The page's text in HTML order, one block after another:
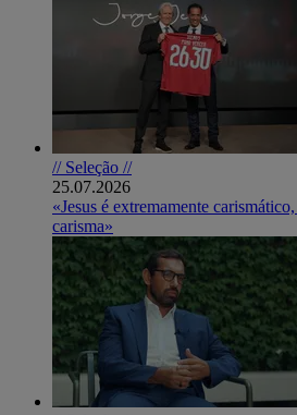
// Seleção //
25.07.2026
«Jesus é extremamente
carisma»